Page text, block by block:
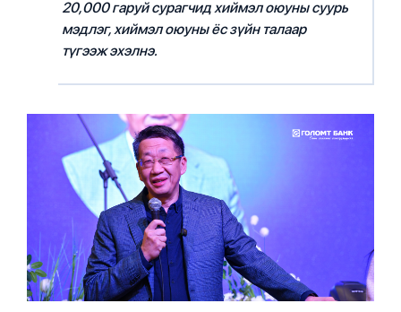
20,000 гаруй сурагчид хиймэл оюуны суурь
мэдлэг, хиймэл оюуны ёс зүйн талаар
түгээж эхэлнэ.